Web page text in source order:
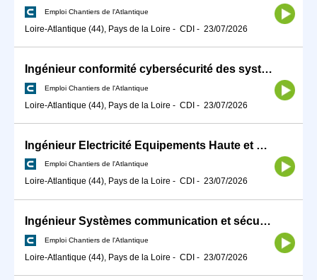
Emploi Chantiers de l'Atlantique
Loire-Atlantique (44), Pays de la Loire - CDI - 23/07/2026
Ingénieur conformité cybersécurité des systèmes industriels H/F
Emploi Chantiers de l'Atlantique
Loire-Atlantique (44), Pays de la Loire - CDI - 23/07/2026
Ingénieur Electricité Equipements Haute et moyenne tension H/F
Emploi Chantiers de l'Atlantique
Loire-Atlantique (44), Pays de la Loire - CDI - 23/07/2026
Ingénieur Systèmes communication et sécurité - Energies Marines H/F
Emploi Chantiers de l'Atlantique
Loire-Atlantique (44), Pays de la Loire - CDI - 23/07/2026